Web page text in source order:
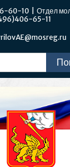
60-10 | Отдел
65-11